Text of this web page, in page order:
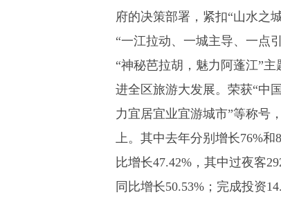
府的决策部署，紧扣“山水之
“一江拉动、一城主导、一点
“神秘芭拉胡，魅力阿蓬江”
进全区旅游大发展。荣获“中
力宜居宜业宜游城市”等称号
上。其中去年分别增长76%和
比增长47.42%，其中过夜客
同比增长50.53%；完成投资